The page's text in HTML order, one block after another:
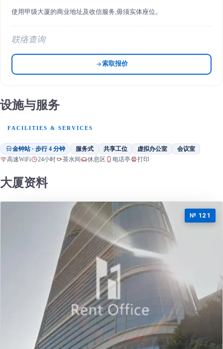
使用甲级大厦的商业地址及收信服务,毋须实体座位。
联络查询
索取报价
设施与服务
FACILITIES & SERVICES
金钟站 · 步行 4 分钟 服务式 共享工位 虚拟办公室 会议室
高速WiFi 24小时 茶水间 休息区 电话亭 打印
大厦资料
№ 121